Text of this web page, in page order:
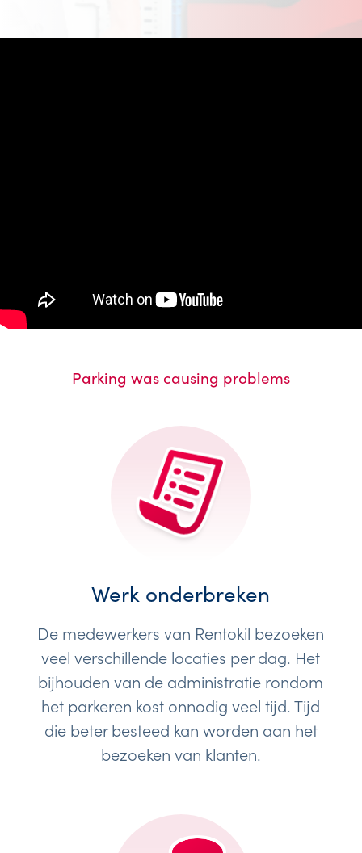
Parking was causing problems
Werk onderbreken
De medewerkers van Rentokil bezoeken
veel verschillende locaties per dag. Het
bijhouden van de administratie rondom
het parkeren kost onnodig veel tijd. Tijd
die beter besteed kan worden aan het
bezoeken van klanten.